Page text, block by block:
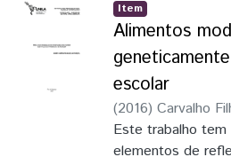
Item
Alimentos
escolar
(2016) Carvalho
Jebai, Soraya ;
Este trabalho
elementos de